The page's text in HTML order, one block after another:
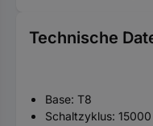
Technische
Base: T8
Schaltzyklus: